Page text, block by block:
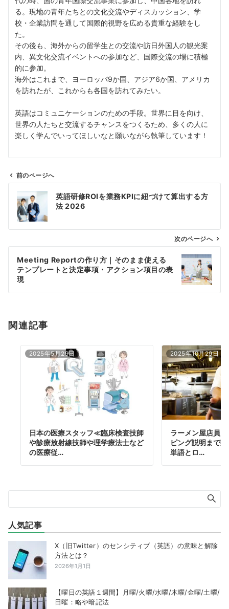
る。現地の青年たちとの文化交流やディスカッション、学
校・企業訪問を通して国際的視野を広める貴重な経験をし
た。
その後も、海外からの留学生との交流や訪日外国人の観光案
内、異文化交流イベントへの参加など、国際交流の場に積極
的に参加。
海外はこれまで、ヨーロッパ9か国、アジア6か国、アメリカ
を訪れたが、これからも各国を訪れてみたい。
英語はコミュニケーションのための手段。世界に目を向け、
世界の人たちと交流するチャンスをつくるため、多くの人に
楽しく学んでいってほしいなと願いながら執筆しています！
ン
前のページへ
英語研修ROIを業務KPIに紐づけて算出する方
法 2026
次のページへ
Meeting Reportの作り方｜そのまま使える
テンプレートと決定事項・アクション項目の表
現
関連記事
2025年5月29日
日本の医療スタッフ≪臨床検査技師
や診療放射線技師や理学療法士など
の医療従…
2025年10月29日
ラーメン屋店員
ピング説明まで
単語とロ…
人気記事
X（旧Twitter）のセンシティブ（英語）の意味と解除
方法とは？
2026年1月1日
【曜日の英語１週間】月曜/火曜/水曜/木曜/金曜/土曜/
日曜：略や暗記法